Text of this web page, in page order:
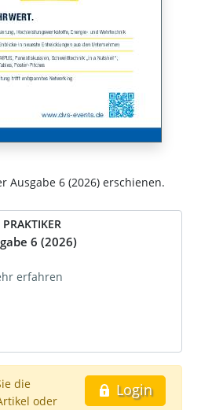
Ausgabe 6 (2026) erschienen.
PRAKTIKER
6 (2026)
erfahren
Login
die
oder